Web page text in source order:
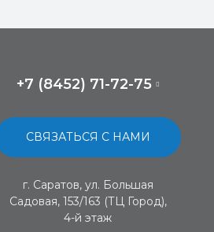
+7 (8452) 71-72-75
СВЯЗАТЬСЯ С НАМИ
г. Саратов, ул. Большая
Садовая, 153/163 (ТЦ Город),
4-й этаж